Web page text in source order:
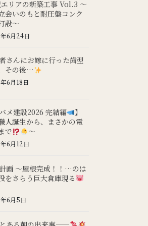
リアの新築工事 Vol.3 ～
会いのもと耐圧盤コンク
設～
6月24日
さんにお嫁に行った歯型
その後…
6月18日
メ建設2026 完結編
】
人誕生から、まさかの電
で
～
6月12日
画 ～屋根完成！！…のは
をさらう巨大倉庫現る
6月5日